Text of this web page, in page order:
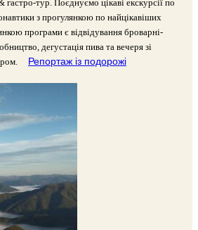
тур. Поєднуємо цікаві екскурсії по
з прогулянкою по найцікавіших
програми є відвідування броварні-
дегустація пива та вечеря зі
Репортаж із подорожі